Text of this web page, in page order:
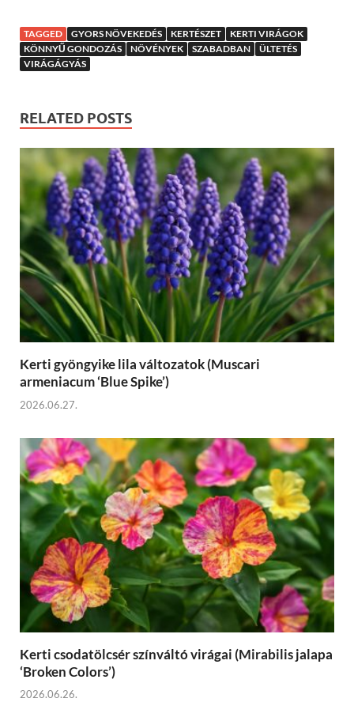
TAGGED GYORS NÖVEKEDÉS KERTÉSZET
KERTI VIRÁGOK
KÖNNYŰ GONDOZÁS
NÖVÉNYEK SZABADBAN
ÜLTETÉS
VIRÁGÁGYÁS
RELATED POSTS
Kerti gyöngyike lila változatok (Muscari
armeniacum ‘Blue Spike’)
2026.06.27.
Kerti csodatölcsér színváltó virágai (Mirabilis jalapa
‘Broken Colors’)
2026.06.26.